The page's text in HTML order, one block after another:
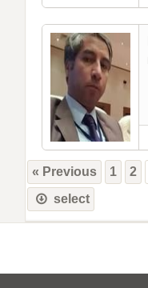
« Previous 1 2
select